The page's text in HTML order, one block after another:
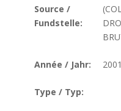
Source /
Fundstelle:
Année / Jahr: 2001
Type / Typ: